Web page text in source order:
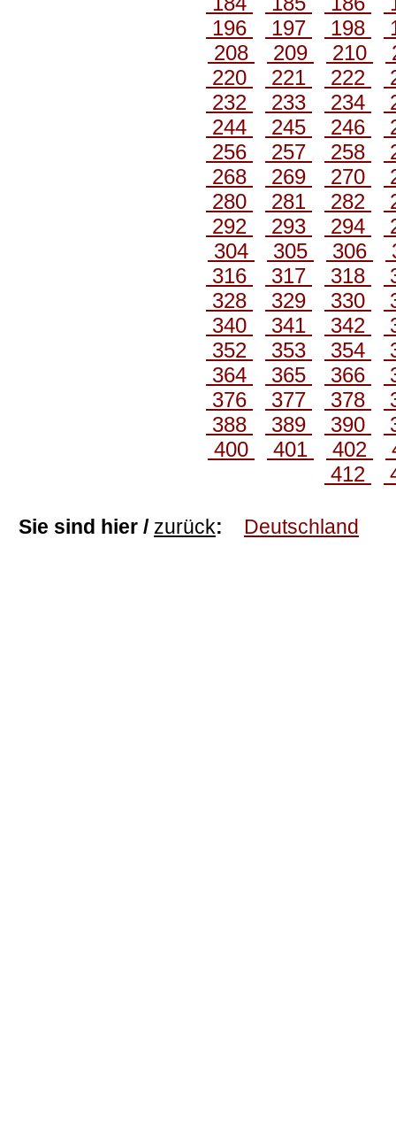
196
197 198
208
209 210
220
221 222
232
233 234
244
245 246
256
257 258
268
269 270
280
281 282
292
293 294
304
305 306
316
317 318
328
329 330
340
341 342
352
353 354
364
365 366
376
377 378
388
389 390
400
401 402
412
Sie sind hier / zurück: Deutschland